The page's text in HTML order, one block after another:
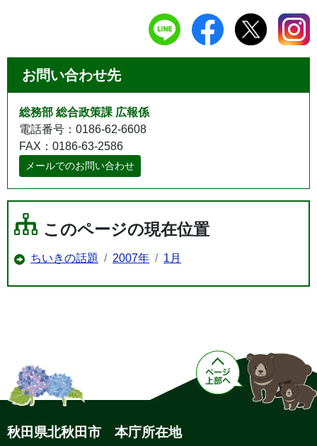
お問い合わせ先
総務部 総合政策課 広報係
電話番号：0186-62-6608
FAX：0186-63-2586
メールでのお問い合わせ
このページの現在位置
ちいきの話題 2007年 1月
秋田県北秋田市 本庁所在地